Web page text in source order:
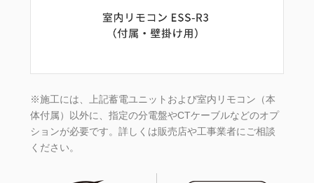
※施工には、上記蓄電ユニットおよび室内リモコン（本
体付属）以外に、指定の分電盤やCTケーブルなどのオプ
ションが必要です。詳しくは販売店や工事業者にご相談
ください。